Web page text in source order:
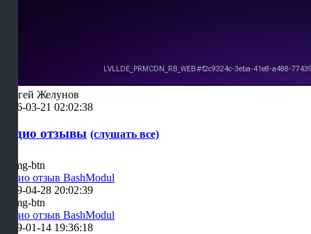
Сергей Желунов
2026-03-21 02:02:38
Аудио отзывы (слушать все)
Аудио отзыв BashModul
2019-04-28 20:02:39
Аудио отзыв BashModul
2019-01-14 19:36:18